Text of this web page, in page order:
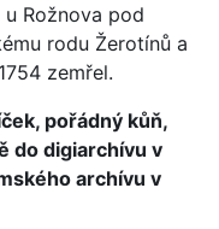
Rožnova pod
rodu Žerotínů a
zemřel.
pořádný kůň,
do digiarchívu v
archívu v